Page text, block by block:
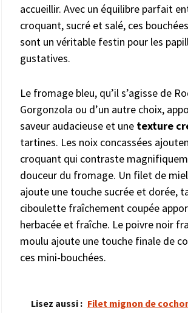
accueillir. Avec un équilibre parfait
croquant, sucré et salé, ces
sont un véritable festin pour les
gustatives.
Le fromage bleu, qu’il s’agisse de
Gorgonzola ou d’un autre choix,
saveur audacieuse et une texture
tartines. Les noix concassées
croquant qui contraste
douceur du fromage. Un filet de
ajoute une touche sucrée et dorée,
ciboulette fraîchement coupée
herbacée et fraîche. Le poivre noir
moulu ajoute une touche finale de
ces mini-bouchées.
Lisez aussi : Filet mignon de